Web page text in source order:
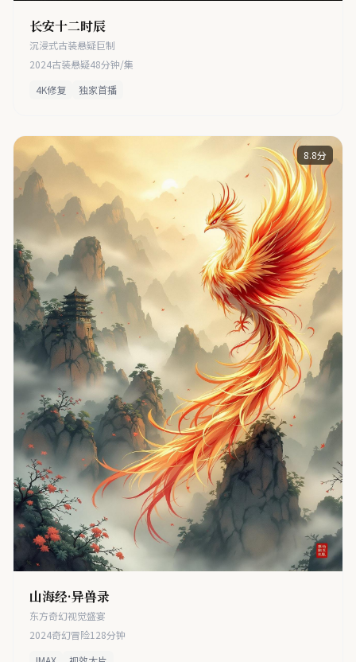
长安十二时辰
沉浸式古装悬疑巨制
2024古装悬疑48分钟/集
4K修复
独家首播
8.8分
山海经·异兽录
东方奇幻视觉盛宴
2024奇幻冒险128分钟